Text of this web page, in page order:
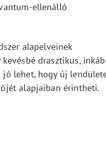
ellenálló
alapelveinek
drasztikus,
jó lehet, hogy új
alapjaiban érintheti.